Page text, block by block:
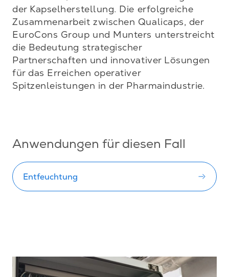
der Kapselherstellung. Die erfolgreiche
Zusammenarbeit zwischen Qualicaps, der
EuroCons Group und Munters unterstreicht
die Bedeutung strategischer
Partnerschaften und innovativer Lösungen
für das Erreichen operativer
Spitzenleistungen in der Pharmaindustrie.
Anwendungen für diesen Fall
Entfeuchtung